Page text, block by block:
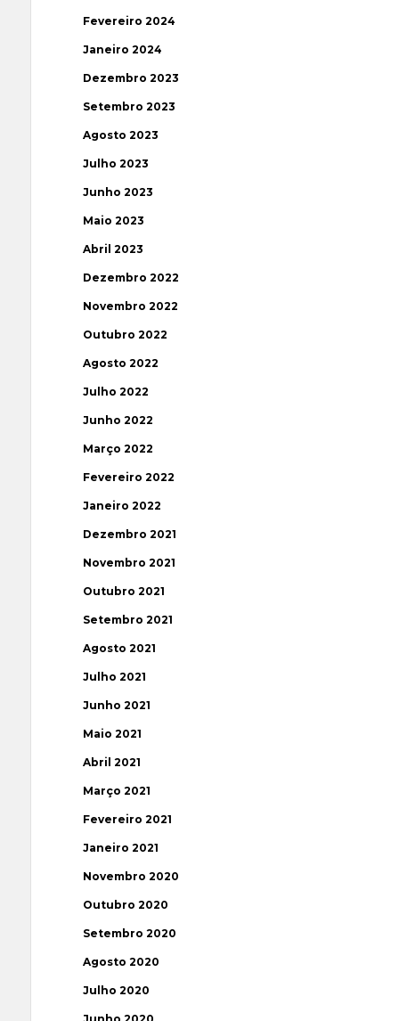
Fevereiro 2024
Janeiro 2024
Dezembro 2023
Setembro 2023
Agosto 2023
Julho 2023
Junho 2023
Maio 2023
Abril 2023
Dezembro 2022
Novembro 2022
Outubro 2022
Agosto 2022
Julho 2022
Junho 2022
Março 2022
Fevereiro 2022
Janeiro 2022
Dezembro 2021
Novembro 2021
Outubro 2021
Setembro 2021
Agosto 2021
Julho 2021
Junho 2021
Maio 2021
Abril 2021
Março 2021
Fevereiro 2021
Janeiro 2021
Novembro 2020
Outubro 2020
Setembro 2020
Agosto 2020
Julho 2020